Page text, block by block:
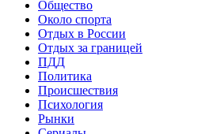
Общество
Около спорта
Отдых в России
Отдых за границей
ПДД
Политика
Происшествия
Психология
Рынки